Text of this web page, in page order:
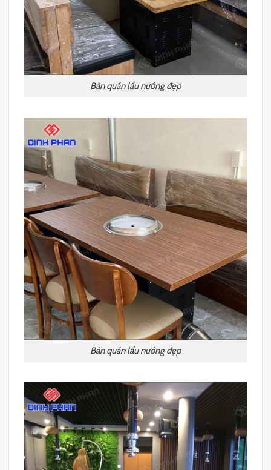
Bàn quán lẩu nướng đẹp
Bàn quán lẩu nướng đẹp